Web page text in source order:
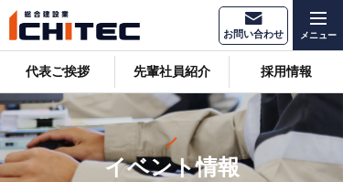
お問い合わせ
代表ご挨拶 先輩社員紹介 採用情報
イベント情報